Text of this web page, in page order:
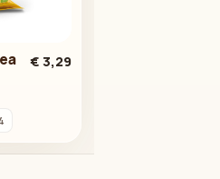
€ 3,29